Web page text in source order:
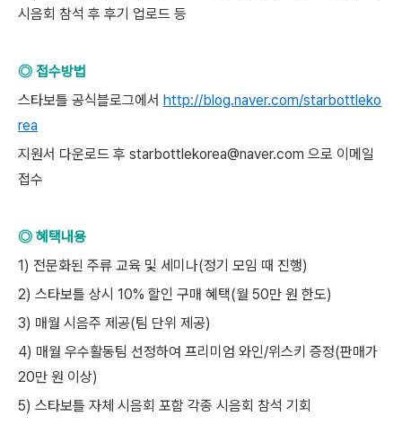
시음회 참석 후 후기 업로드 등
◎ 접수방법
스타보틀 공식블로그에서 http://blog.naver.com/starbottleko
rea
지원서 다운로드 후 starbottlekorea@naver.com 으로 이메일
접수
◎ 혜택내용
1) 전문화된 주류 교육 및 세미나(정기 모임 때 진행)
2) 스타보틀 상시 10% 할인 구매 혜택(월 50만 원 한도)
3) 매월 시음주 제공(팀 단위 제공)
4) 매월 우수활동팀 선정하여 프리미엄 와인/위스키 증정(판매가
20만 원 이상)
5) 스타보틀 자체 시음회 포함 각종 시음회 참석 기회